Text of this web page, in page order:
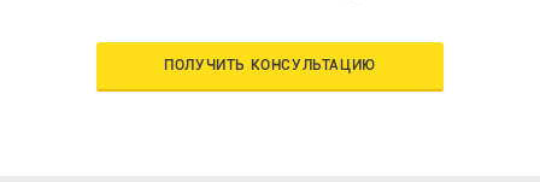
ПОЛУЧИТЬ КОНСУЛЬТАЦИЮ